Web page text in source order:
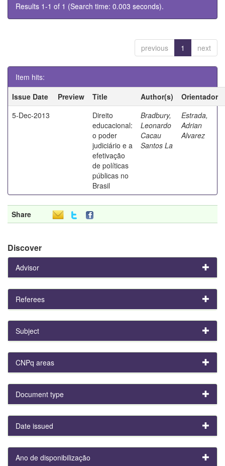
Results 1-1 of 1 (Search time: 0.003 seconds).
previous 1 next
Item hits:
Issue Date
Preview Title Author(s)
Orientador
5-Dec-2013
Direito
educacional:
o poder
judiciário e a
efetivação
de políticas
públicas no
Brasil
Bradbury,
Leonardo
Cacau
Santos La
Estrada,
Adrian
Alvarez
Share
Discover
Advisor
Referees
Subject
CNPq areas
Document type
Date issued
Ano de disponibilização